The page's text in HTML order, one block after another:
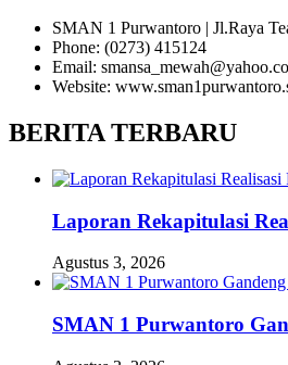
SMAN 1 Purwantoro | Jl.Raya
Phone: (0273) 415124
Email:
Website:
BERITA TERBARU
Laporan Rekapitulasi
Agustus 3, 2026
SMAN 1 Purwantoro